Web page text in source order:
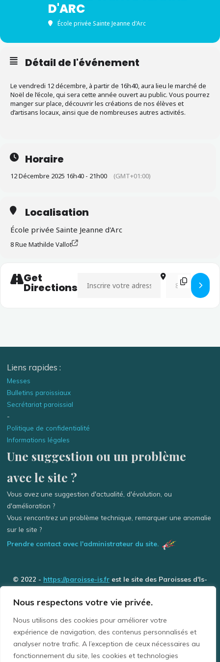
Nous respectons votre vie privée.
Nous utilisons des cookies pour améliorer votre
expérience de navigation, des contenus personnalisés et
analyser notre trafic. A l’exception de ceux nécessaires au
fonctionnement du site, les cookies et technologies
D'ARC
École privée Sainte Jeanne d'Arc
Détail de l'événement
Le vendredi 12 décembre, à partir de 16h40, aura lieu le marché de
Noël de l’école, qui sera cette année ouvert au public. Vous pourrez
manger sur place, découvrir les créations de nos élèves et
d’artisans locaux, ainsi que de nombreuses autres activités.
Horaire
12 Décembre 2025 16h40 - 21h00 (GMT+01:00)
Localisation
École privée Sainte Jeanne d'Arc
8 Rue Mathilde Vallot
Get
Directions
Address - Marché de Noël à l'école Sainte
Destination
Liens rapides :
Messes
Bulletins paroissiaux
Secrétariat paroissial
-
Politique de confidentialité
Informations légales
Une suggestion ou un problème
avec le site ?
Vous avez une suggestion d'actualité, d'évolution, ou
d'amélioration ?
Vous rencontrez un problème technique, remarquer une anomalie
sur le site ?
Prendre contact avec l'administrateur du site.
© 2022 - https://paroisse-is.fr est le site des Paroisses d'Is-
Rivière) - Tous droits réservés
La Paroisse Is-sur-Tille / Grancey-le-Château comprend les communes de : Avelanges,
Avot, Barjon, Beneuvre, Busserotte-et-Montenaille, Bussières, Chaignay, Courtivron,
Crécey-sur-Tille, Diénay, Échevannes, Gemeaux, Is-sur-Tille, Lux, Marcilly-sur-Tille,